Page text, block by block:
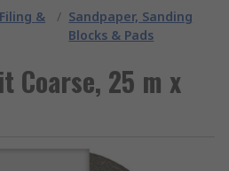
&
/ Sandpaper, Sanding
Blocks & Pads
Coarse, 25 m x